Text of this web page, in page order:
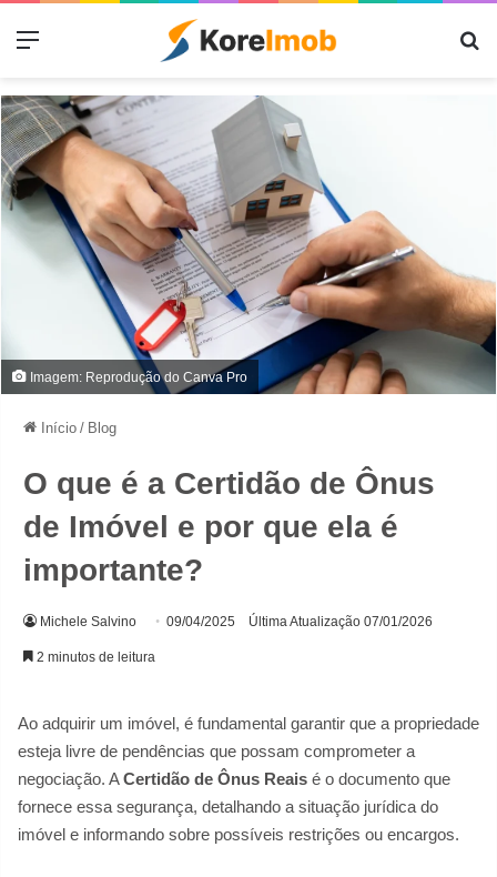
Menu
Imagem: Reprodução do Canva Pro
Início / Blog
O que é a Certidão de Ônus
de Imóvel e por que ela é
importante?
Michele Salvino 09/04/2025 Última Atualização 07/01/2026
2 minutos de leitura
Ao adquirir um imóvel, é fundamental garantir que a propriedade
esteja livre de pendências que possam comprometer a
negociação. ACertidão de Ônus Reais é o documento que
fornece essa segurança, detalhando a situação jurídica do
imóvel e informando sobre possíveis restrições ou encargos.